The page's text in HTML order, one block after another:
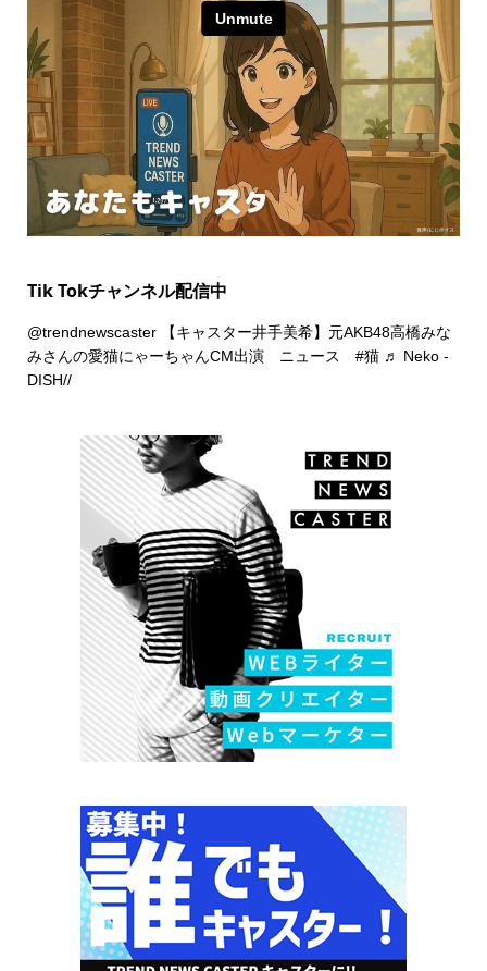
Tik Tokチャンネル配信中
@trendnewscaster【キャスター井手美希】元AKB48高橋みな
みさんの愛猫にゃーちゃんCM出演 ニュース #猫 ♬ Neko -
DISH//